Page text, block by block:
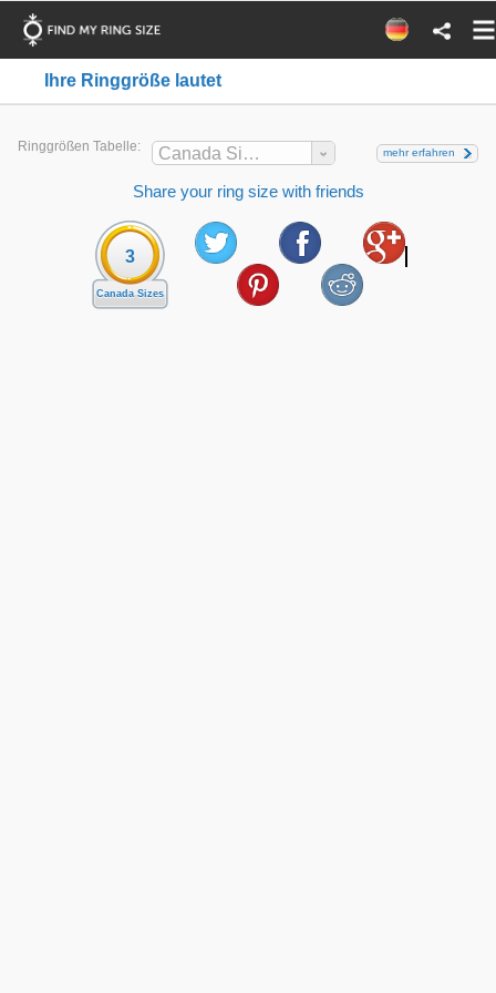
Ihre Ringgröße lautet
Ringgrößen Tabelle: Canada Sizes mehr erfahren
Share your ring size with friends
3
Canada Sizes